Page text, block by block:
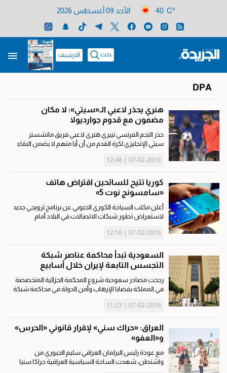
40 C° الأحد 09 أغسطس 2026
بحث الارشيف
DPA
هنري يحذر لاعبي الـ«سيتي»: لا مكان
مضمون مع قدوم جوارديولا
حذر النجم الفرنسي تييري هنري لاعبي فريق مانشستر
سيتي الإنجليزي لكرة القدم من أن أيا منهم لا يضمن البقاء
07-02-2016 | 12:48
كوريا تتيح للسائحين اقتراض هاتف
«سامسونج نوت 5»
أعلن مكتب السياحة الكوري الجنوبي عن برنامج ترويجي جديد
لاستعراض تطور شبكات الاتصالات في البلاد أمام
07-02-2016 | 12:16
السعودية تبدأ محاكمة عناصر شبكة
التجسس التابعة لإيران خلال أسابيع
رجحت مصادر سعودية شروع المحكمة الجزائية المتخصصة
في المملكة بقضايا الإرهاب وأمن الدولة في محاكمة شبكة
موضحة أنه لم يتحدد بعد عدد من تم توجيه الاتهام اليهم. ...
07-02-2016 | 11:23
العراق: «حراك سني» لإقرار قانوني «الحرس»
و«العفو»
مع عودة رئيس البرلمان العراقي سليم الجبوري من
واشنطن، شهدت الساحة السياسية العراقية حراكا سنيا